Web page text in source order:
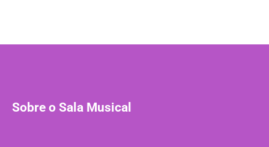
Sobre o Sala Musical